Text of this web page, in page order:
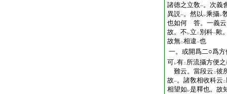
諸徳之立敎一。次義
異説一。然以 レ乘攝レ
也如何 答。一義云
故。不 レ立 二 別科一歟
故無二相違一也
一。或開爲二○爲方
可レ有二 所流攝方便
難云。當段云 二彼
故一。諸敎相收科云 二
相望如 レ是釋也。故